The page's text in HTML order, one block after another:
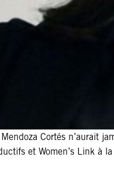
Cortés n’aurait
et Women’s Link